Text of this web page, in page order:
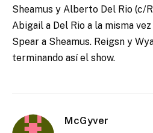
Sheamus y Alberto Del Rio (c/
Abigail a Del Rio a la misma
Spear a Sheamus. Reigsn y
terminando así el show.
McGyver